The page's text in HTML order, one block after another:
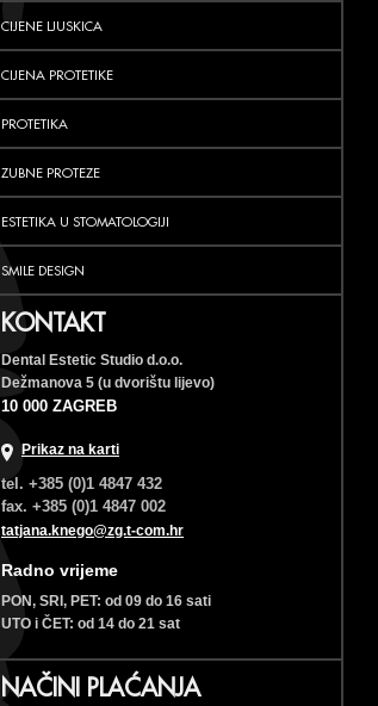
CIJENE LJUSKICA
CIJENA PROTETIKE
PROTETIKA
ZUBNE PROTEZE
ESTETIKA U STOMATOLOGIJI
SMILE DESIGN
KONTAKT
Dental Estetic Studio d.o.o.
Dežmanova 5 (u dvorištu lijevo)
10 000 ZAGREB
Prikaz na karti
tel. +385 (0)1 4847 432
fax. +385 (0)1 4847 002
tatjana.knego@zg.t-com.hr
Radno vrijeme
PON, SRI, PET: od 09 do 16 sati
UTO i ČET: od 14 do 21 sat
NAČINI PLAĆANJA